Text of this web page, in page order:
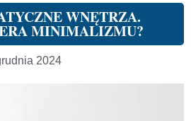
WNĘTRZA.
MINIMALIZMU?
2024